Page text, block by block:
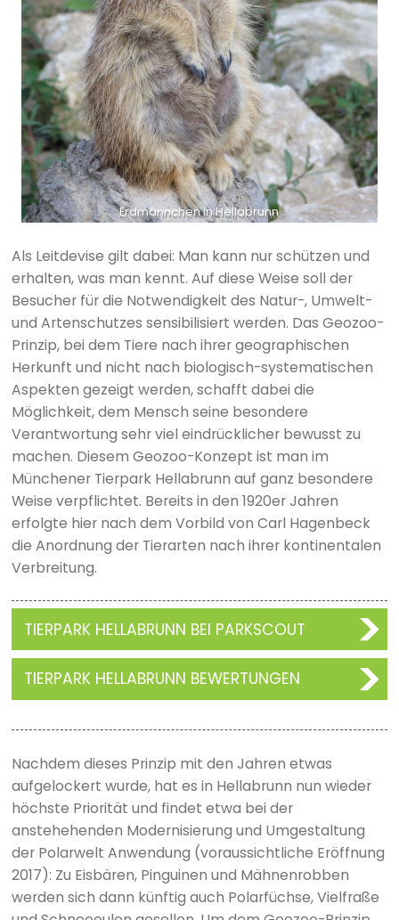
Erdmännchen in Hellabrunn
Als Leitdevise gilt dabei: Man kann nur schützen und
erhalten, was man kennt. Auf diese Weise soll der
Besucher für die Notwendigkeit des Natur-, Umwelt-
und Artenschutzes sensibilisiert werden. Das Geozoo-
Prinzip, bei dem Tiere nach ihrer geographischen
Herkunft und nicht nach biologisch-systematischen
Aspekten gezeigt werden, schafft dabei die
Möglichkeit, dem Mensch seine besondere
Verantwortung sehr viel eindrücklicher bewusst zu
machen. Diesem Geozoo-Konzept ist man im
Münchener Tierpark Hellabrunn auf ganz besondere
Weise verpflichtet. Bereits in den 1920er Jahren
erfolgte hier nach dem Vorbild von Carl Hagenbeck
die Anordnung der Tierarten nach ihrer kontinentalen
Verbreitung.
TIERPARK HELLABRUNN BEI PARKSCOUT
TIERPARK HELLABRUNN BEWERTUNGEN
Nachdem dieses Prinzip mit den Jahren etwas
aufgelockert wurde, hat es in Hellabrunn nun wieder
höchste Priorität und findet etwa bei der
anstehehenden Modernisierung und Umgestaltung
der Polarwelt Anwendung (voraussichtliche Eröffnung
2017): Zu Eisbären, Pinguinen und Mähnenrobben
werden sich dann künftig auch Polarfüchse, Vielfraße